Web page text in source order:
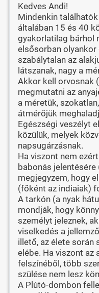
Kedves Andi!
Mindenkin
általában 15 és 40
gyakorlatilag bárhol
elsősorban
szabálytalan az
látszanak, nagy a
Akkor kell orvosnak
megmutatni az
a méretük,
átmérőjük
Egészségi veszélyt
közülük, melyek
napsugárzásnak.
Ha viszont nem
babonás
megjegyzem, hogy
(főként az indiaiak)
A tarkón (a nyak
mondják, hogy
személyt jeleznek,
viselkedés a
illető, az élete során
elébe. Ha viszont az
felszínéből, több
szülése nem lesz
A Plútó-dombon